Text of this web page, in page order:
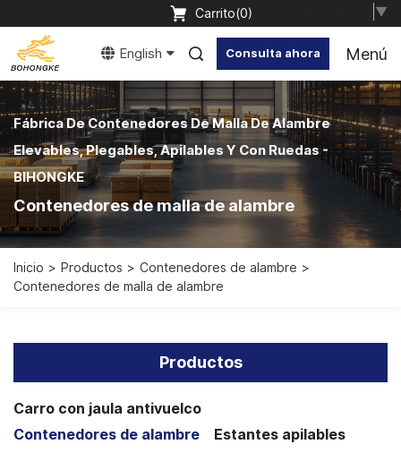
▼
Carrito(0)
Consulta ahora
English Menú
Fábrica De Contenedores De Malla De Alambre
Elevables, Plegables, Apilables Y Con Ruedas -
BIHONGKE
Contenedores de malla de alambre
Inicio Productos
Contenedores de alambre
Contenedores de malla de alambre
Productos
Carro con jaula antivuelco
Contenedores de alambre
Estantes apilables